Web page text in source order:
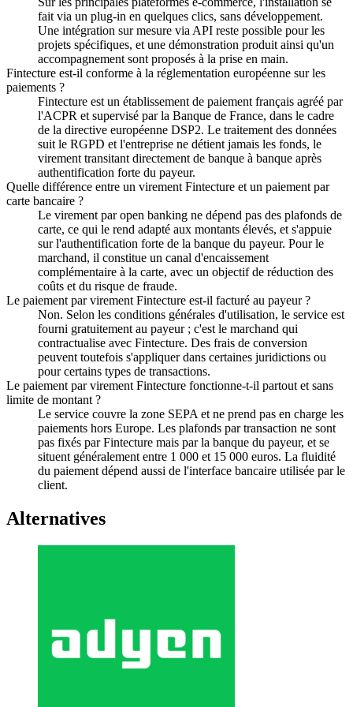
fait via un plug-in en quelques clics, sans développement.
Une intégration sur mesure via API reste possible pour les
projets spécifiques, et une démonstration produit ainsi qu'un
accompagnement sont proposés à la prise en main.
Fintecture est-il conforme à la réglementation européenne sur les
paiements ?
Fintecture est un établissement de paiement français agréé par
l'ACPR et supervisé par la Banque de France, dans le cadre
de la directive européenne DSP2. Le traitement des données
suit le RGPD et l'entreprise ne détient jamais les fonds, le
virement transitant directement de banque à banque après
authentification forte du payeur.
Quelle différence entre un virement Fintecture et un paiement par
carte bancaire ?
Le virement par open banking ne dépend pas des plafonds de
carte, ce qui le rend adapté aux montants élevés, et s'appuie
sur l'authentification forte de la banque du payeur. Pour le
marchand, il constitue un canal d'encaissement
complémentaire à la carte, avec un objectif de réduction des
coûts et du risque de fraude.
Le paiement par virement Fintecture est-il facturé au payeur ?
Non. Selon les conditions générales d'utilisation, le service est
fourni gratuitement au payeur ; c'est le marchand qui
contractualise avec Fintecture. Des frais de conversion
peuvent toutefois s'appliquer dans certaines juridictions ou
pour certains types de transactions.
Le paiement par virement Fintecture fonctionne-t-il partout et sans
limite de montant ?
Le service couvre la zone SEPA et ne prend pas en charge les
paiements hors Europe. Les plafonds par transaction ne sont
pas fixés par Fintecture mais par la banque du payeur, et se
situent généralement entre 1 000 et 15 000 euros. La fluidité
du paiement dépend aussi de l'interface bancaire utilisée par le
client.
Alternatives